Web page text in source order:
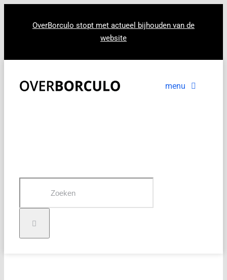
OverBorculo stopt met actueel bijhouden van de
website
menu